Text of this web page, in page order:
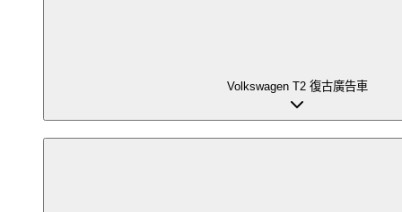
Volkswagen T2 復古廣告車